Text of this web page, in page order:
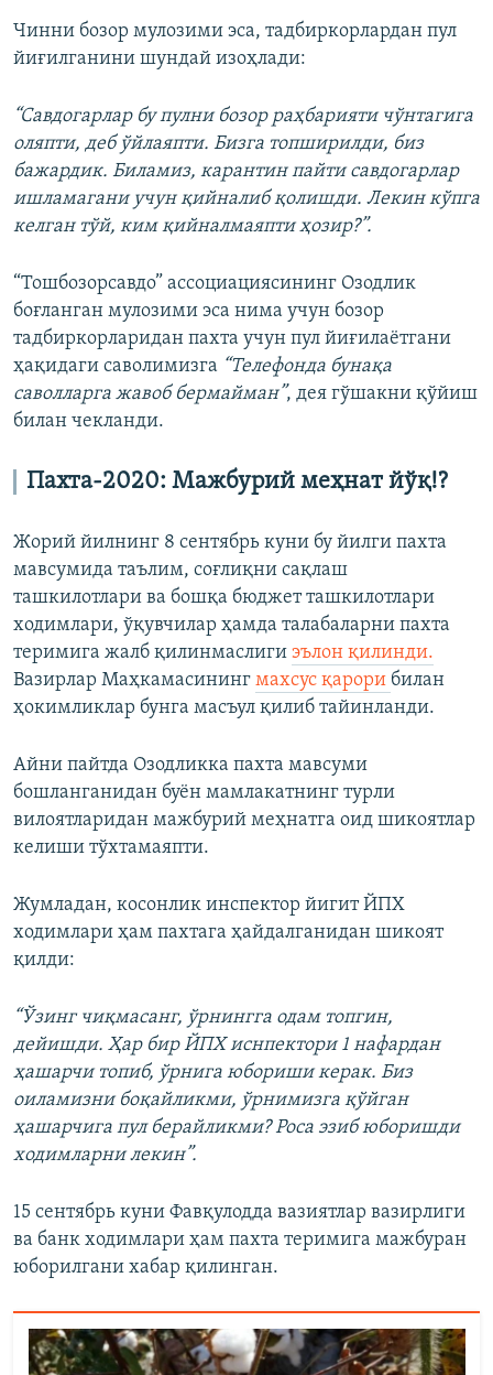
Чинни бозор мулозими эса, тадбиркорлардан пул
йиғилганини шундай изоҳлади:
“Савдогарлар бу пулни бозор раҳбарияти чўнтагига
оляпти, деб ўйлаяпти. Бизга топширилди, биз
бажардик. Биламиз, карантин пайти савдогарлар
ишламагани учун қийналиб қолишди. Лекин кўпга
келган тўй, ким қийналмаяпти ҳозир?”.
“Тошбозорсавдо” ассоциациясининг Озодлик
боғланган мулозими эса нима учун бозор
тадбиркорларидан пахта учун пул йиғилаётгани
ҳақидаги саволимизга “Телефонда бунақа
саволларга жавоб бермайман”, дея гўшакни қўйиш
билан чекланди.
Пахта-2020: Мажбурий меҳнат йўқ!?
Жорий йилнинг 8 сентябрь куни бу йилги пахта
мавсумида таълим, соғлиқни сақлаш
ташкилотлари ва бошқа бюджет ташкилотлари
ходимлари, ўқувчилар ҳамда талабаларни пахта
теримига жалб қилинмаслиги эълон қилинди.
Вазирлар Маҳкамасининг махсус қарори билан
ҳокимликлар бунга масъул қилиб тайинланди.
Айни пайтда Озодликка пахта мавсуми
бошланганидан буён мамлакатнинг турли
вилоятларидан мажбурий меҳнатга оид шикоятлар
келиши тўхтамаяпти.
Жумладан, косонлик инспектор йигит ЙПХ
ходимлари ҳам пахтага ҳайдалганидан шикоят
қилди:
“Ўзинг чиқмасанг, ўрнингга одам топгин,
дейишди. Ҳар бир ЙПХ иснпектори 1 нафардан
ҳашарчи топиб, ўрнига юбориши керак. Биз
оиламизни боқайликми, ўрнимизга қўйган
ҳашарчига пул берайликми? Роса эзиб юборишди
ходимларни лекин”.
15 сентябрь куни Фавқулодда вазиятлар вазирлиги
ва банк ходимлари ҳам пахта теримига мажбуран
юборилгани хабар қилинган.